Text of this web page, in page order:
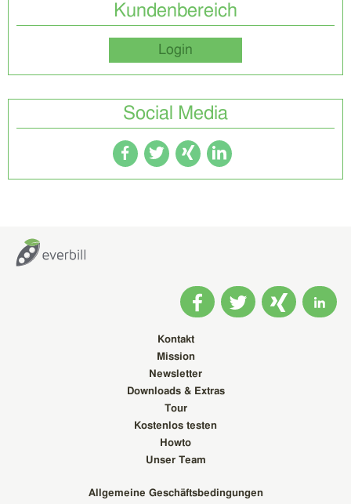
Kundenbereich
Login
Social Media
Kontakt
Mission
Newsletter
Downloads & Extras
Tour
Kostenlos testen
Howto
Unser Team
Allgemeine Geschäftsbedingungen